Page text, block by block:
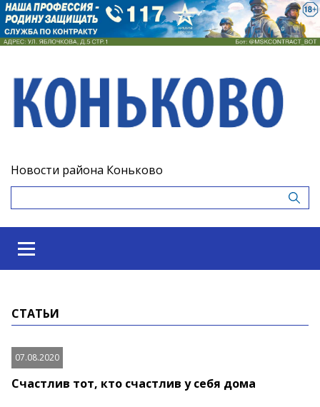
Новости района Коньково
СТАТЬИ
07.08.2020
Счастлив тот, кто счастлив у себя дома